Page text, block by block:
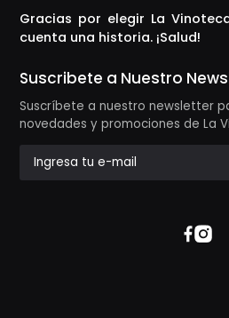
Gracias por elegir La
cuenta una historia. ¡Salud!
Suscribete a Nuestro
Suscríbete a nuestro newsletter
novedades y promociones de La